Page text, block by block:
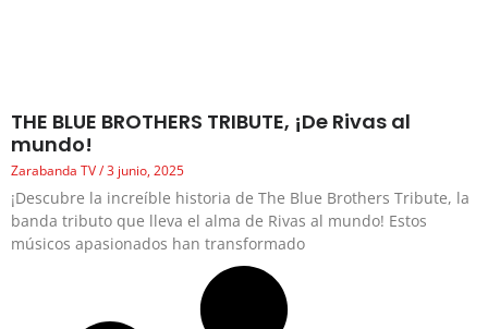
THE BLUE BROTHERS TRIBUTE, ¡De Rivas al
mundo!
Zarabanda TV 3 junio, 2025
¡Descubre la increíble historia de The Blue Brothers Tribute, la
banda tributo que lleva el alma de Rivas al mundo! Estos
músicos apasionados han transformado